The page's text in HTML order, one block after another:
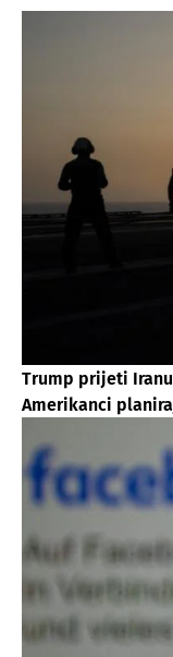
Trump prijeti Iranu
Amerikanci